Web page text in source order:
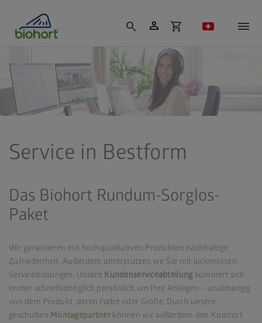
search person shopping_cart
Service in Bestform
Das Biohort Rundum-Sorglos-
Paket
Wir garantieren mit hochqualitativen Produkten nachhaltige
Zufriedenheit. Außerdem unterstützen wir Sie mit lückenlosen
Serviceleistungen. Unsere Kundenserviceabteilung kümmert sich
immer schnellstmöglich persönlich um Ihre Anliegen – unabhängig
von dem Produkt, deren Farbe oder Größe. Durch unsere
geschulten Montagepartnerkönnen wir außerdem den Komfort